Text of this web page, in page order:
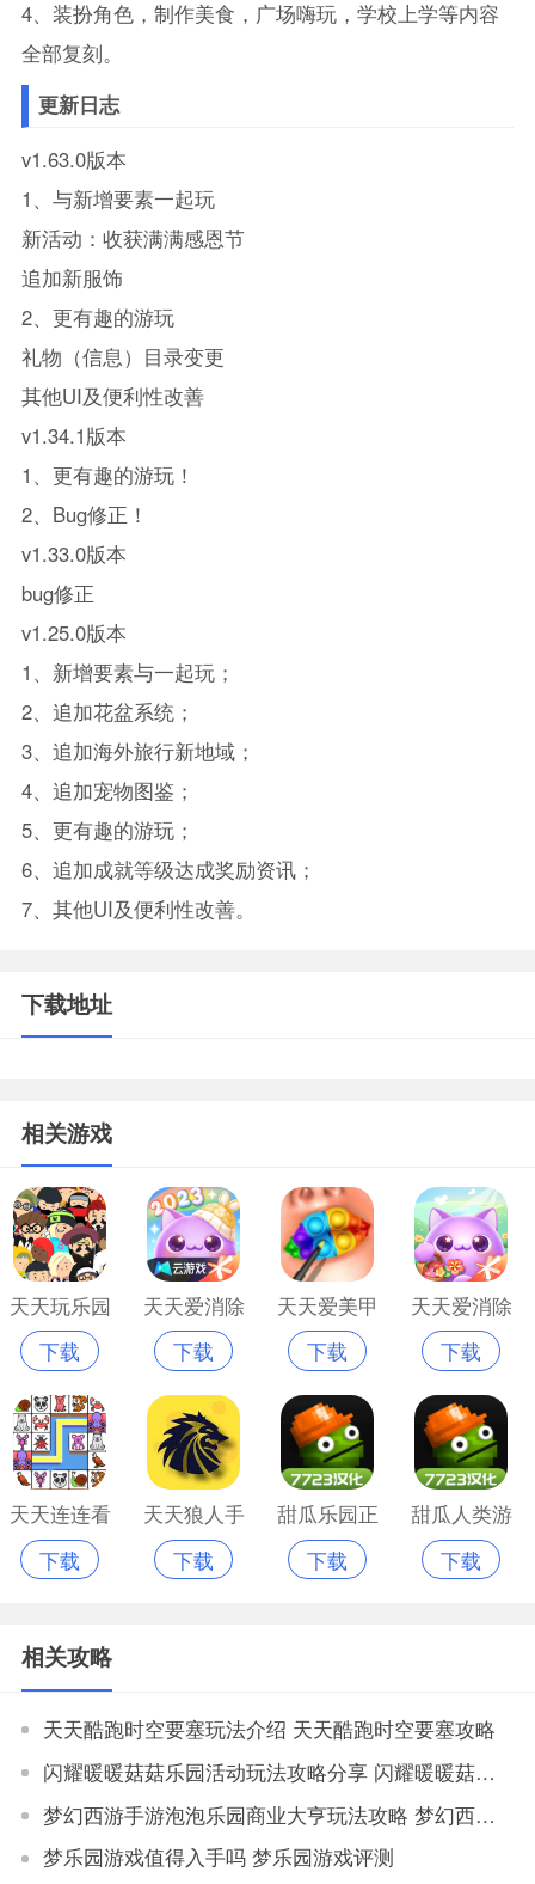
4、装扮角色，制作美食，广场嗨玩，学校上学等内容
全部复刻。
更新日志
v1.63.0版本
1、与新增要素一起玩
新活动：收获满满感恩节
追加新服饰
2、更有趣的游玩
礼物（信息）目录变更
其他UI及便利性改善
v1.34.1版本
1、更有趣的游玩！
2、Bug修正！
v1.33.0版本
bug修正
v1.25.0版本
1、新增要素与一起玩；
2、追加花盆系统；
3、追加海外旅行新地域；
4、追加宠物图鉴；
5、更有趣的游玩；
6、追加成就等级达成奖励资讯；
7、其他UI及便利性改善。
下载地址
相关游戏
天天玩乐园
修改器最新
版
下载
天天爱消除
游戏新版本
下载
天天爱美甲
游戏官网版
下载
天天爱消除
官方版
下载
天天连连看
经典版
下载
天天狼人手
游官网版
下载
甜瓜乐园正
版
下载
甜瓜人类游
乐园中文版
下载
相关攻略
天天酷跑时空要塞玩法介绍 天天酷跑时空要塞攻略
闪耀暖暖菇菇乐园活动玩法攻略分享 闪耀暖暖菇菇乐园活动怎么获取高分
梦幻西游手游泡泡乐园商业大亨玩法攻略 梦幻西游手游泡泡乐园商业大亨挑战技巧
梦乐园游戏值得入手吗 梦乐园游戏评测